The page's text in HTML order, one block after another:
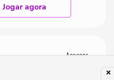
Jogar agora
Acessar →